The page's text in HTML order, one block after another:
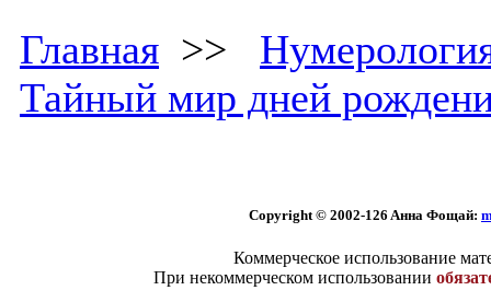
Главная >>
Тайный мир дней
Copyright © 2002-126 Aннa Фoщaй:
Коммерческое использование
При некоммерческом использовании